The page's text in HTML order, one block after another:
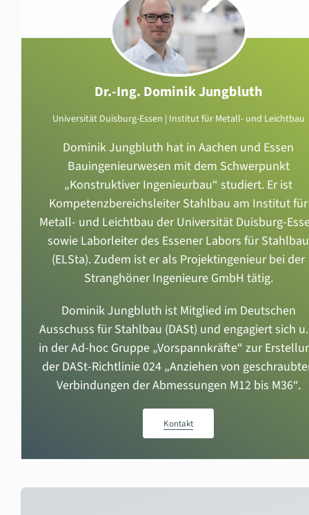
Dr.-Ing. Dominik Jungbluth
Universität Duisburg-Essen | Institut für Metall- und Leichtbau
Dominik Jungbluth hat in Aachen und Essen
Bauingenieurwesen mit dem Schwerpunkt
„Konstruktiver Ingenieurbau“ studiert. Er ist
Kompetenzbereichsleiter Stahlbau am Institut für
Metall- und Leichtbau der Universität Duisburg-
sowie Laborleiter des Essener Labors für Stahlbau
(ELSta). Zudem ist er als Projektingenieur bei der
Stranghöner Ingenieure GmbH tätig.
Dominik Jungbluth ist Mitglied im Deutschen
Ausschuss für Stahlbau (DASt) und engagiert sich
in der Ad-hoc Gruppe „Vorspannkräfte“ zur
der DASt-Richtlinie 024 „Anziehen von
Verbindungen der Abmessungen M12 bis M36“.
Kontakt